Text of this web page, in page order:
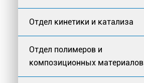
Отдел кинетики и катализа
Отдел полимеров и
композиционных материалов